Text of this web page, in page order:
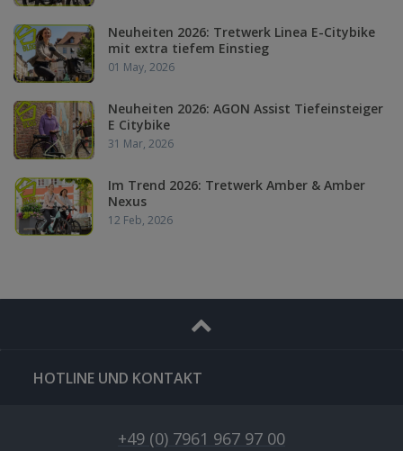
Neuheiten 2026: Tretwerk Linea E-Citybike
mit extra tiefem Einstieg
01 May, 2026
Neuheiten 2026: AGON Assist Tiefeinsteiger
E Citybike
31 Mar, 2026
Im Trend 2026: Tretwerk Amber & Amber
Nexus
12 Feb, 2026
HOTLINE UND KONTAKT
+49 (0) 7961 967 97 00